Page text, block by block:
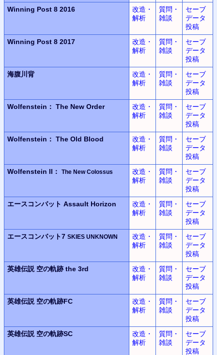
Winning Post 8 2016
改造・
解析
質問・
雑談
セーブ
データ
投稿
Winning Post 8 2017
改造・
解析
質問・
雑談
セーブ
データ
投稿
海腹川背
改造・
解析
質問・
雑談
セーブ
データ
投稿
Wolfenstein： The New Order
改造・
解析
質問・
雑談
セーブ
データ
投稿
Wolfenstein： The Old Blood
改造・
解析
質問・
雑談
セーブ
データ
投稿
Wolfenstein II：
The New Colossus
改造・
解析
質問・
雑談
セーブ
データ
投稿
エースコンバット Assault Horizon
改造・
解析
質問・
雑談
セーブ
データ
投稿
エースコンバット7 SKIES UNKNOWN
改造・
解析
質問・
雑談
セーブ
データ
投稿
英雄伝説 空の軌跡 the 3rd
改造・
解析
質問・
雑談
セーブ
データ
投稿
英雄伝説 空の軌跡FC
改造・
解析
質問・
雑談
セーブ
データ
投稿
英雄伝説 空の軌跡SC
改造・
解析
質問・
雑談
セーブ
データ
投稿